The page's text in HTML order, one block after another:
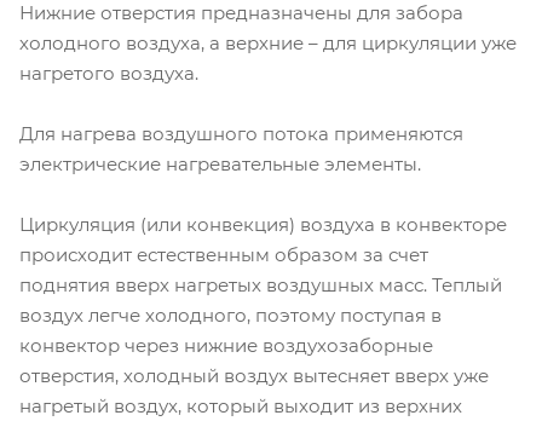
Нижние отверстия предназначены для забора
холодного воздуха, а верхние – для циркуляции уже
нагретого воздуха.
Для нагрева воздушного потока применяются
электрические нагревательные элементы.
Циркуляция (или конвекция) воздуха в конвекторе
происходит естественным образом за счет
поднятия вверх нагретых воздушных масс. Теплый
воздух легче холодного, поэтому поступая в
конвектор через нижние воздухозаборные
отверстия, холодный воздух вытесняет вверх уже
нагретый воздух, который выходит из верхних